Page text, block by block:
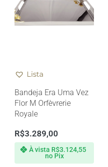
Lista
Bandeja Era Uma Vez
Flor M Orfèvrerie
Royale
R$3.289,00
À vista R$3.124,55
no Pix